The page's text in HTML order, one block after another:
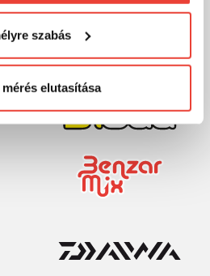
ezzel kapcsolatban.
szabás
elutasítása